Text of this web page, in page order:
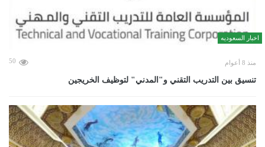
اخبار السعوديه
منذ 8 أعوام 50
تنسيق بين التدريب التقني و"المدني" لتوظيف الخريجين